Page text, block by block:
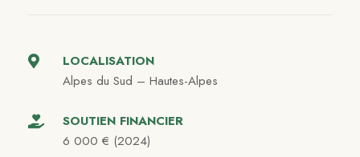
LOCALISATION
Alpes du Sud – Hautes-Alpes
SOUTIEN FINANCIER
6 000 € (2024)